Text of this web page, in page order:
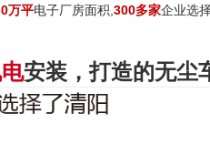
万平电子厂房面积, 300多家企业选
安装 ，打造的无尘